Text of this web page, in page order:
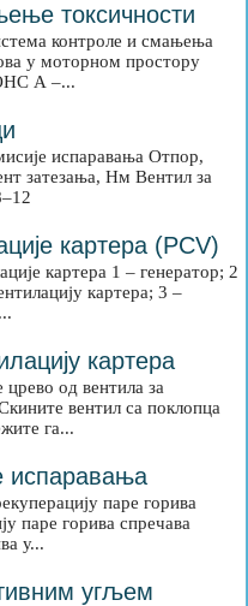
токсичности
контроле и смањења
у моторном простору
А –...
испаравања Отпор,
затезања, Нм Вентил за
картера (PCV)
картера 1 – генератор; 2
картера; 3 –
картера
од вентила за
вентил са поклопца
га...
испаравања
паре горива
паре горива спречава
у...
угљем